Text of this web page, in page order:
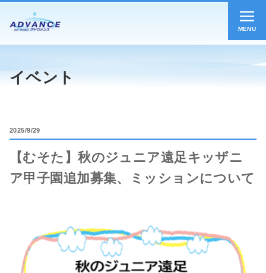
MENU
イベント
2025 9/29
【むそた】秋のジュニア遠足キッザニ
ア甲子園追加募集、ミッションについて